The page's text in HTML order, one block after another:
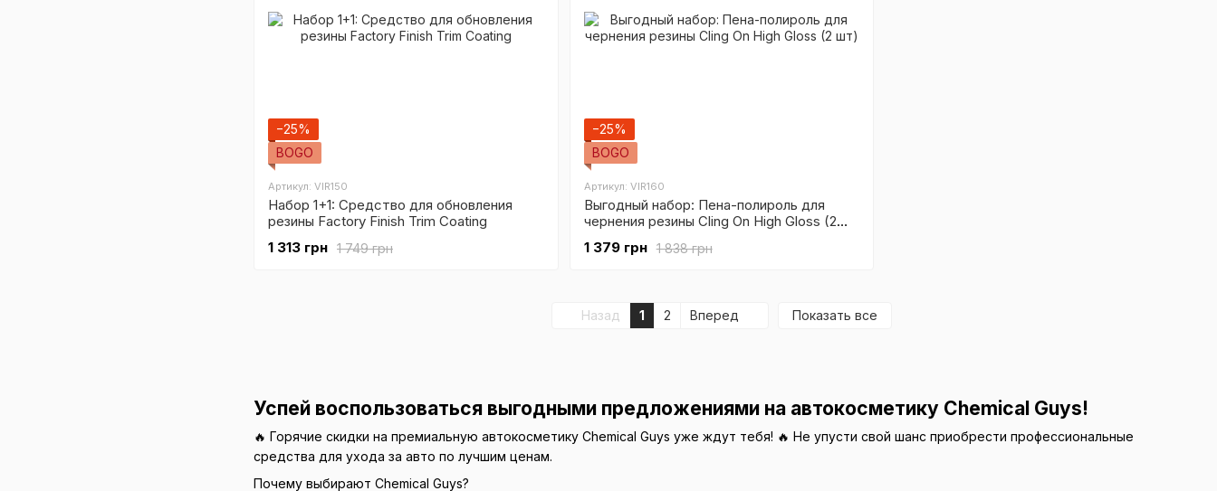
Успей воспользоваться выгодными предложениями на автокосметику Chemical Guys!
🔥 Горячие скидки на премиальную автокосметику Chemical Guys уже ждут тебя! 🔥 Не упусти свой шанс приобрести профессиональные
средства для ухода за авто по лучшим ценам.
Почему выбирают Chemical Guys?
−25%
BOGO
Артикул: VIR150
Набор 1+1: Средство для обновления
резины Factory Finish Trim Coating
1 749 грн
1 313 грн
−25%
BOGO
Артикул: VIR160
Выгодный набор: Пена-полироль для
чернения резины Cling On High Gloss (2
1 838 грн
1 379 грн
Назад 1 2 Вперед Показать все